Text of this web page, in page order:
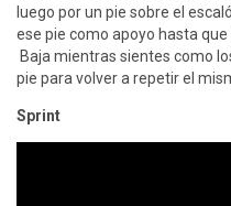
luego por un pie sobre el
ese pie como apoyo hasta
Baja mientras sientes como
pie para volver a repetir el
Sprint